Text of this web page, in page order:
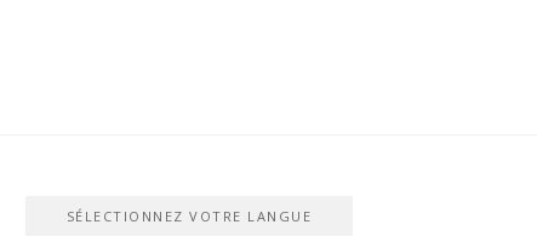
SÉLECTIONNEZ VOTRE LANGUE